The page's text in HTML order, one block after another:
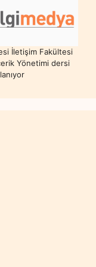
İletişim Fakültesi
Yönetimi dersi